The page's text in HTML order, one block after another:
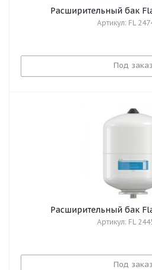
Расширительный бак
Артикул: FL
Под заказ
Расширительный бак
Артикул: FL
Под заказ